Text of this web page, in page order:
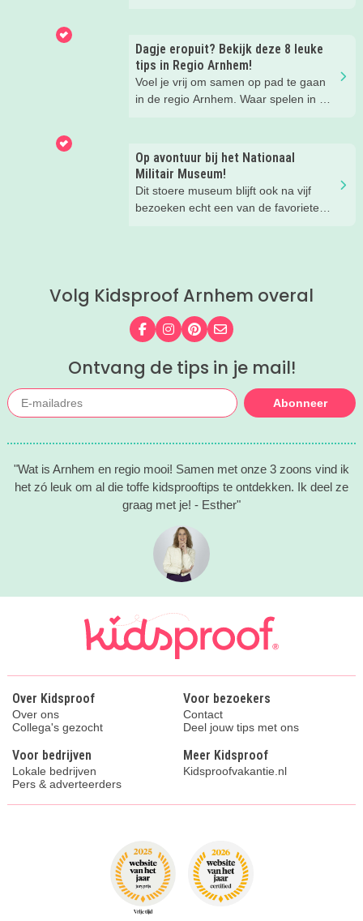
Dagje eropuit? Bekijk deze 8 leuke
tips in Regio Arnhem!
Voel je vrij om samen op pad te gaan
in de regio Arnhem. Waar spelen in het
dichtbij zijn. Deze leuke tips wil je zien!
Op avontuur bij het Nationaal
Militair Museum!
Dit stoere museum blijft ook na vijf
bezoeken echt een van de favoriete
stormbaan buiten’, ‘de Xplore’ en het
dus alle reden om nog een keer te
gaan!
Volg Kidsproof Arnhem overal
Volg ons op Facebook
Volg ons op Instagram
Volg ons op Pinterest
Mail ons
Ontvang de tips in je mail!
Abonneer
"Wat is Arnhem en regio mooi! Samen met onze 3 zoons vind ik
het zó leuk om al die toffe kidsprooftips te ontdekken. Ik deel ze
graag met je! - Esther"
Over Kidsproof
Over ons
Collega's gezocht
Voor bezoekers
Contact
Deel jouw tips met ons
Voor bedrijven
Lokale bedrijven
Pers & adverteerders
Meer Kidsproof
Kidsproofvakantie.nl